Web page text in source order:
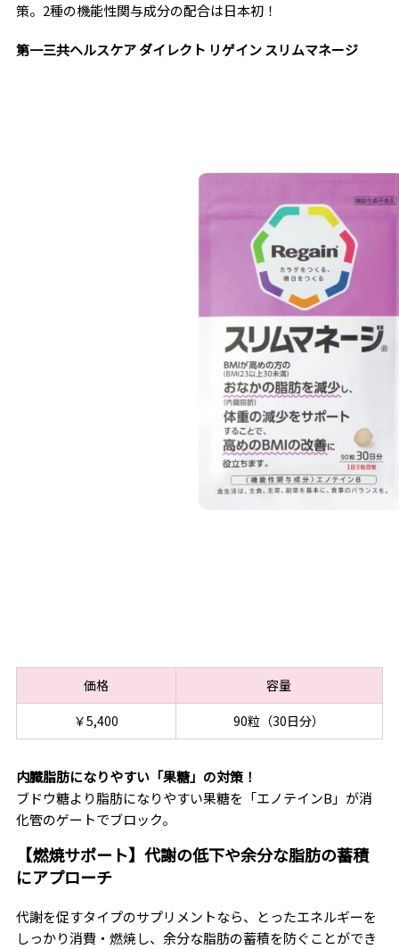
策。2種の機能性関与成分の配合は日本初！
第一三共ヘルスケア ダイレクト リゲイン スリムマネージ
価格
容量
￥5,400
90粒（30日分）
内臓脂肪になりやすい「果糖」の対策！
ブドウ糖より脂肪になりやすい果糖を「エノテインB」が消
化管のゲートでブロック。
【燃焼サポート】代謝の低下や余分な脂肪の蓄積
にアプローチ
代謝を促すタイプのサプリメントなら、とったエネルギーを
しっかり消費・燃焼し、余分な脂肪の蓄積を防ぐことができ